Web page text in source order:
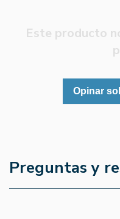
Este producto
Opinar
Preguntas y